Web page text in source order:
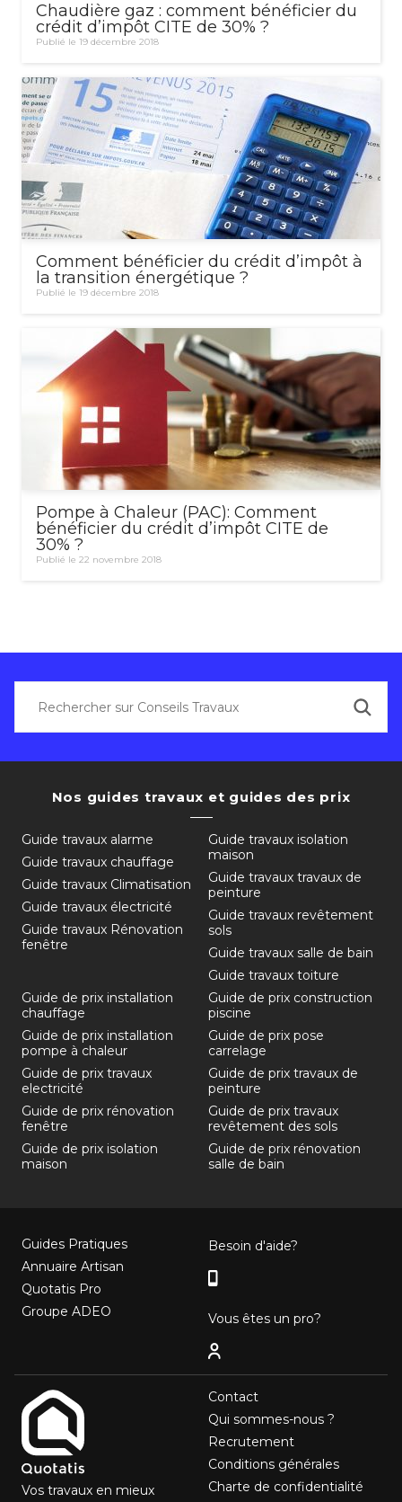
Chaudière gaz : comment bénéficier du
crédit d’impôt CITE de 30% ?
Publié le 19 décembre 2018
Comment bénéficier du crédit d’impôt à
la transition énergétique ?
Publié le 19 décembre 2018
Pompe à Chaleur (PAC): Comment
bénéficier du crédit d’impôt CITE de
30% ?
Publié le 22 novembre 2018
Nos guides travaux et guides des prix
Guide travaux alarme
Guide travaux chauffage
Guide travaux Climatisation
Guide travaux électricité
Guide travaux Rénovation
fenêtre
Guide travaux isolation
maison
Guide travaux travaux de
peinture
Guide travaux revêtement
sols
Guide travaux salle de bain
Guide travaux toiture
Guide de prix installation
chauffage
Guide de prix installation
pompe à chaleur
Guide de prix travaux
electricité
Guide de prix rénovation
fenêtre
Guide de prix isolation
maison
Guide de prix construction
piscine
Guide de prix pose
carrelage
Guide de prix travaux de
peinture
Guide de prix travaux
revêtement des sols
Guide de prix rénovation
salle de bain
Vos travaux en mieux
Contact
Qui sommes-nous ?
Recrutement
Conditions générales
Charte de confidentialité
Guides Pratiques
Annuaire Artisan
Quotatis Pro
Groupe ADEO
Besoin d'aide?
Vous êtes un pro?